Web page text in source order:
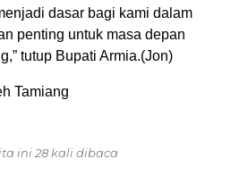
dasar bagi kami dalam
penting untuk masa depan
tutup Bupati Armia.(Jon)
Tamiang
ini 28 kali dibaca